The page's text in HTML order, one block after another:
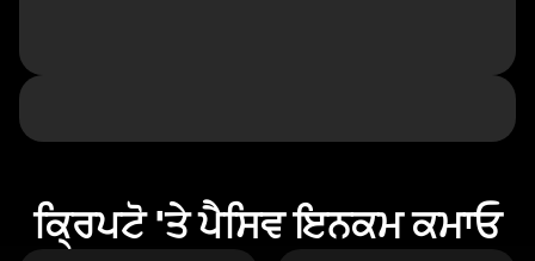
ਕ੍ਰਿਪਟੋ 'ਤੇ ਪੈਸਿਵ ਇਨਕਮ ਕਮਾਓ